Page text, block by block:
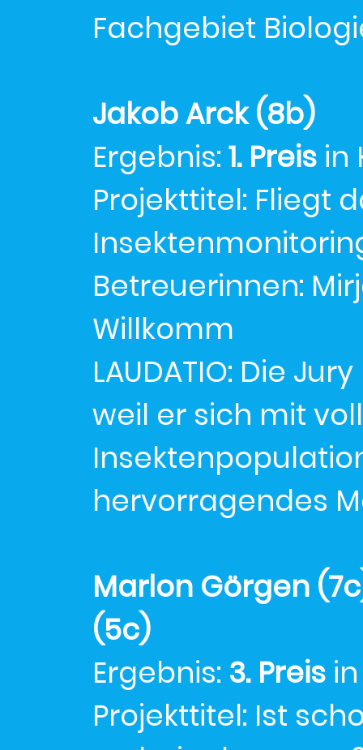
Fachgebiet
Jakob Arck (8b)
Ergebnis:1. Preis in
Projekttitel: Fliegt
Betreuerinnen:
Willkomm
LAUDATIO: Die
weil er sich mit
hervorragendes
Marlon Görgen
(5c)
Ergebnis: 3. Preis
Projekttitel: Ist